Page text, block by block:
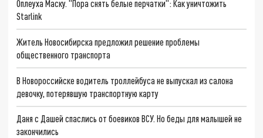
Оплеуха Маску. "Пора снять белые перчатки": Как уничтожить
Starlink
Житель Новосибирска предложил решение проблемы
общественного транспорта
В Новороссийске водитель троллейбуса не выпускал из салона
девочку, потерявшую транспортную карту
Даня с Дашей спаслись от боевиков ВСУ. Но беды для малышей не
закончились